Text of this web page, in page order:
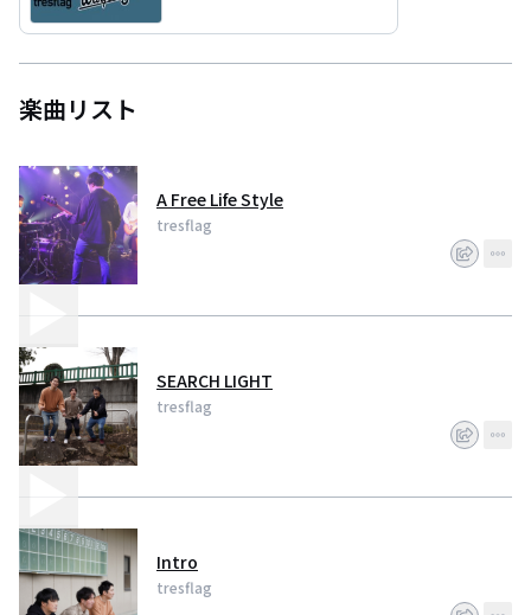
楽曲リスト
A Free Life Style
tresflag
SEARCH LIGHT
tresflag
Intro
tresflag